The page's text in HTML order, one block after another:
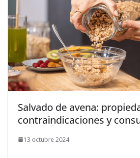
Salvado de avena:
contraindicaciones y
13 octubre 2024